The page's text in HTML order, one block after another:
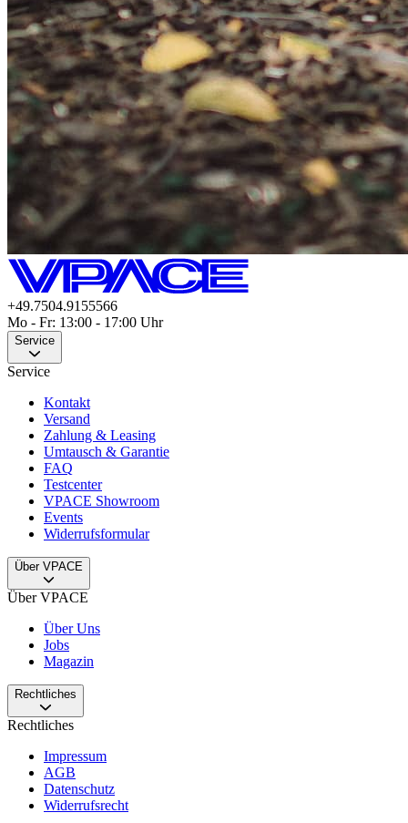
+49.7504.9155566
Mo - Fr: 13:00 - 17:00 Uhr
Service
Service
Kontakt
Versand
Zahlung & Leasing
Umtausch & Garantie
FAQ
Testcenter
VPACE Showroom
Events
Widerrufsformular
Über VPACE
Über VPACE
Über Uns
Jobs
Magazin
Rechtliches
Rechtliches
Impressum
AGB
Datenschutz
Widerrufsrecht